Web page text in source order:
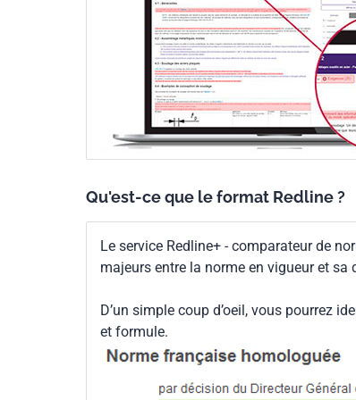
Qu'est-ce que le format Redline ?
Le service Redline+ - comparateur de
majeurs entre la norme en vigueur et sa
D’un simple coup d’oeil, vous pourrez
et formule.